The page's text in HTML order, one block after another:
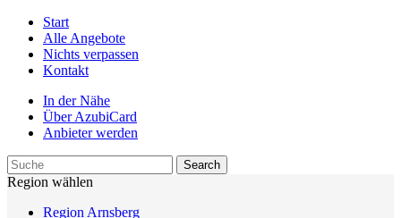
Start
Alle Angebote
Nichts verpassen
Kontakt
In der Nähe
Über AzubiCard
Anbieter werden
Region wählen
Region Arnsberg